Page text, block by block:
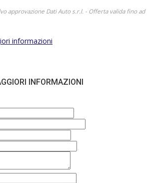
approvazione Dati Auto s.r.l. - Offerta valida fino ad
informazioni
INFORMAZIONI